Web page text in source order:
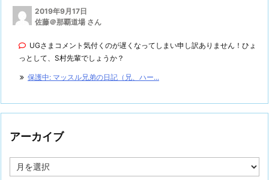
2019年9月17日
佐藤＠那覇道場 さん
UGさまコメント気付くのが遅くなってしまい申し訳ありません！ひょ
っとして、S村先輩でしょうか？
保護中: マッスル兄弟の日記（兄、ハー...
アーカイブ
ー